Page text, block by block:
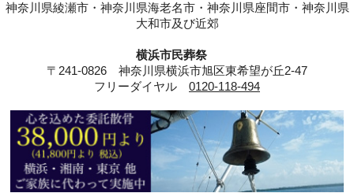
神奈川県綾瀬市・神奈川県海老名市・神奈川県座間市・神奈川県
大和市及び近郊
横浜市民葬祭
〒241-0826 神奈川県横浜市旭区東希望が丘2-47
フリーダイヤル 0120-118-494